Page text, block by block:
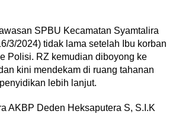
SPBU Kecamatan Syamtalira
3/2024) tidak lama setelah Ibu korban
Polisi. RZ kemudian diboyong ke
kini mendekam di ruang tahanan
lebih lanjut.
AKBP Deden Heksaputera S, S.I.K